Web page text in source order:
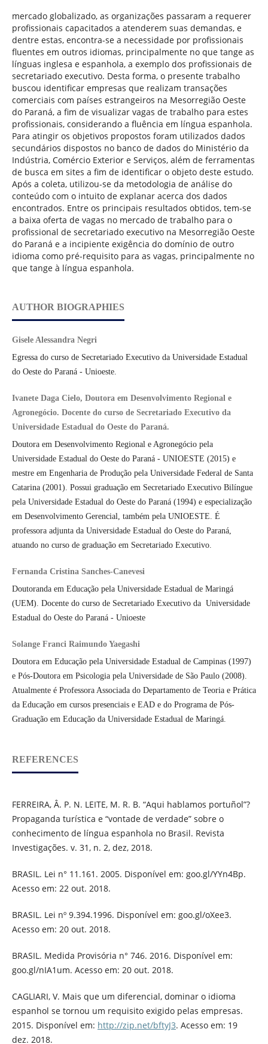
mercado globalizado, as organizações passaram a requerer
profissionais capacitados a atenderem suas demandas, e
dentre estas, encontra-se a necessidade por profissionais
fluentes em outros idiomas, principalmente no que tange as
línguas inglesa e espanhola, a exemplo dos profissionais de
secretariado executivo. Desta forma, o presente trabalho
buscou identificar empresas que realizam transações
comerciais com países estrangeiros na Mesorregião Oeste
do Paraná, a fim de visualizar vagas de trabalho para estes
profissionais, considerando a fluência em língua espanhola.
Para atingir os objetivos propostos foram utilizados dados
secundários dispostos no banco de dados do Ministério da
Indústria, Comércio Exterior e Serviços, além de ferramentas
de busca em sites a fim de identificar o objeto deste estudo.
Após a coleta, utilizou-se da metodologia de análise do
conteúdo com o intuito de explanar acerca dos dados
encontrados. Entre os principais resultados obtidos, tem-se
a baixa oferta de vagas no mercado de trabalho para o
profissional de secretariado executivo na Mesorregião Oeste
do Paraná e a incipiente exigência do domínio de outro
idioma como pré-requisito para as vagas, principalmente no
que tange à língua espanhola.
AUTHOR BIOGRAPHIES
Gisele Alessandra Negri
Egressa do curso de Secretariado Executivo da Universidade Estadual
do Oeste do Paraná - Unioeste.
Ivanete Daga Cielo, Doutora em Desenvolvimento Regional e
Agronegócio. Docente do curso de Secretariado Executivo da
Universidade Estadual do Oeste do Paraná.
Doutora em Desenvolvimento Regional e Agronegócio pela
Universidade Estadual do Oeste do Paraná - UNIOESTE (2015) e
mestre em Engenharia de Produção pela Universidade Federal de Santa
Catarina (2001). Possui graduação em Secretariado Executivo Bilíngue
pela Universidade Estadual do Oeste do Paraná (1994) e especialização
em Desenvolvimento Gerencial, também pela UNIOESTE. É
professora adjunta da Universidade Estadual do Oeste do Paraná,
atuando no curso de graduação em Secretariado Executivo.
Fernanda Cristina Sanches-Canevesi
Doutoranda em Educação pela Universidade Estadual de Maringá
(UEM). Docente do curso de Secretariado Executivo da Universidade
Estadual do Oeste do Paraná - Unioeste
Solange Franci Raimundo Yaegashi
Doutora em Educação pela Universidade Estadual de Campinas (1997)
e Pós-Doutora em Psicologia pela Universidade de São Paulo (2008).
Atualmente é Professora Associada do Departamento de Teoria e Prática
da Educação em cursos presenciais e EAD e do Programa de Pós-
Graduação em Educação da Universidade Estadual de Maringá.
REFERENCES
FERREIRA, Â. P. N. LEITE, M. R. B. “Aqui hablamos portuñol”?
Propaganda turística e “vontade de verdade” sobre o
conhecimento de língua espanhola no Brasil. Revista
Investigações. v. 31, n. 2, dez, 2018.
BRASIL. Lei n° 11.161. 2005. Disponível em: goo.gl/YYn4Bp.
Acesso em: 22 out. 2018.
BRASIL. Lei nº 9.394.1996. Disponível em: goo.gl/oXee3.
Acesso em: 20 out. 2018.
BRASIL. Medida Provisória n° 746. 2016. Disponível em:
goo.gl/nIA1um. Acesso em: 20 out. 2018.
CAGLIARI, V. Mais que um diferencial, dominar o idioma
espanhol se tornou um requisito exigido pelas empresas.
2015. Disponível em: http://zip.net/bftyJ3. Acesso em: 19
dez. 2018.